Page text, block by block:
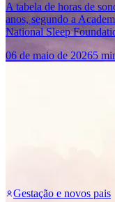
A tabela de horas de
anos, segundo a
National Sleep
06 de maio de 20265
Gestação e novos pais